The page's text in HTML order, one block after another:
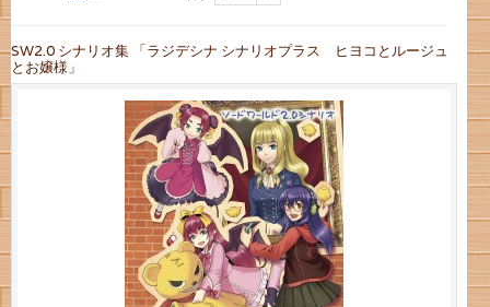
SW2.0 シナリオ集 「ラジデシナ シナリオプラス ヒヨコとルージュ
とお嬢様」